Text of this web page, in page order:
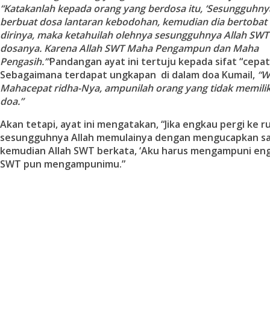
“Katakanlah kepada orang yang berdosa itu,
berbuat dosa lantaran kebodohan, kemudian dia
dirinya, maka ketahuilah olehnya sesungguhnya Allah
dosanya. Karena Allah SWT Maha Pengampun dan Maha
Pengasih.’”Pandangan ayat ini tertuju kepada sifat
Sebagaimana terdapat ungkapan di dalam doa Kumail,
Mahacepat ridha-Nya, ampunilah orang yang tidak
doa.”
Akan tetapi, ayat ini mengatakan, “Jika engkau pergi ke
sesungguhnya Allah memulainya dengan mengucapkan
kemudian Allah SWT berkata, ‘Aku harus mengampuni
SWT pun mengampunimu.”